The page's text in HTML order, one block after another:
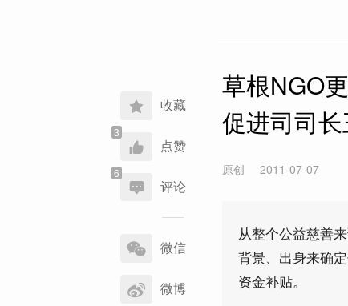
收藏
点赞
评论
享
到
微信
微博
草根NGO
促进司司
原创 2011-07-07
从整个公益慈善
背景、出身来确
资金补贴。